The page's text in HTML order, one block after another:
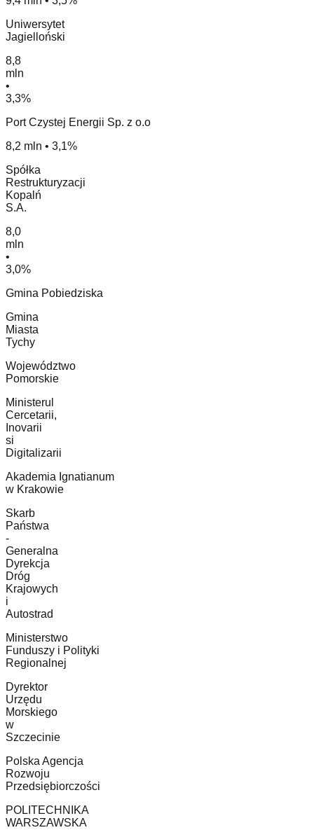
Uniwersytet
Jagielloński
8,8
mln
•
3,3%
Port Czystej Energii Sp. z o.o
8,2 mln • 3,1%
Spółka
Restrukturyzacji
Kopalń
S.A.
8,0
mln
•
3,0%
Gmina Pobiedziska
Gmina
Miasta
Tychy
Województwo
Pomorskie
Ministerul
Cercetarii,
Inovarii
si
Digitalizarii
Akademia Ignatianum
w Krakowie
Skarb
Państwa
-
Generalna
Dyrekcja
Dróg
Krajowych
i
Autostrad
Ministerstwo
Funduszy i Polityki
Regionalnej
Dyrektor
Urzędu
Morskiego
w
Szczecinie
Polska Agencja
Rozwoju
Przedsiębiorczości
POLITECHNIKA
WARSZAWSKA